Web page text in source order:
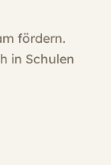
fördern.
in Schulen